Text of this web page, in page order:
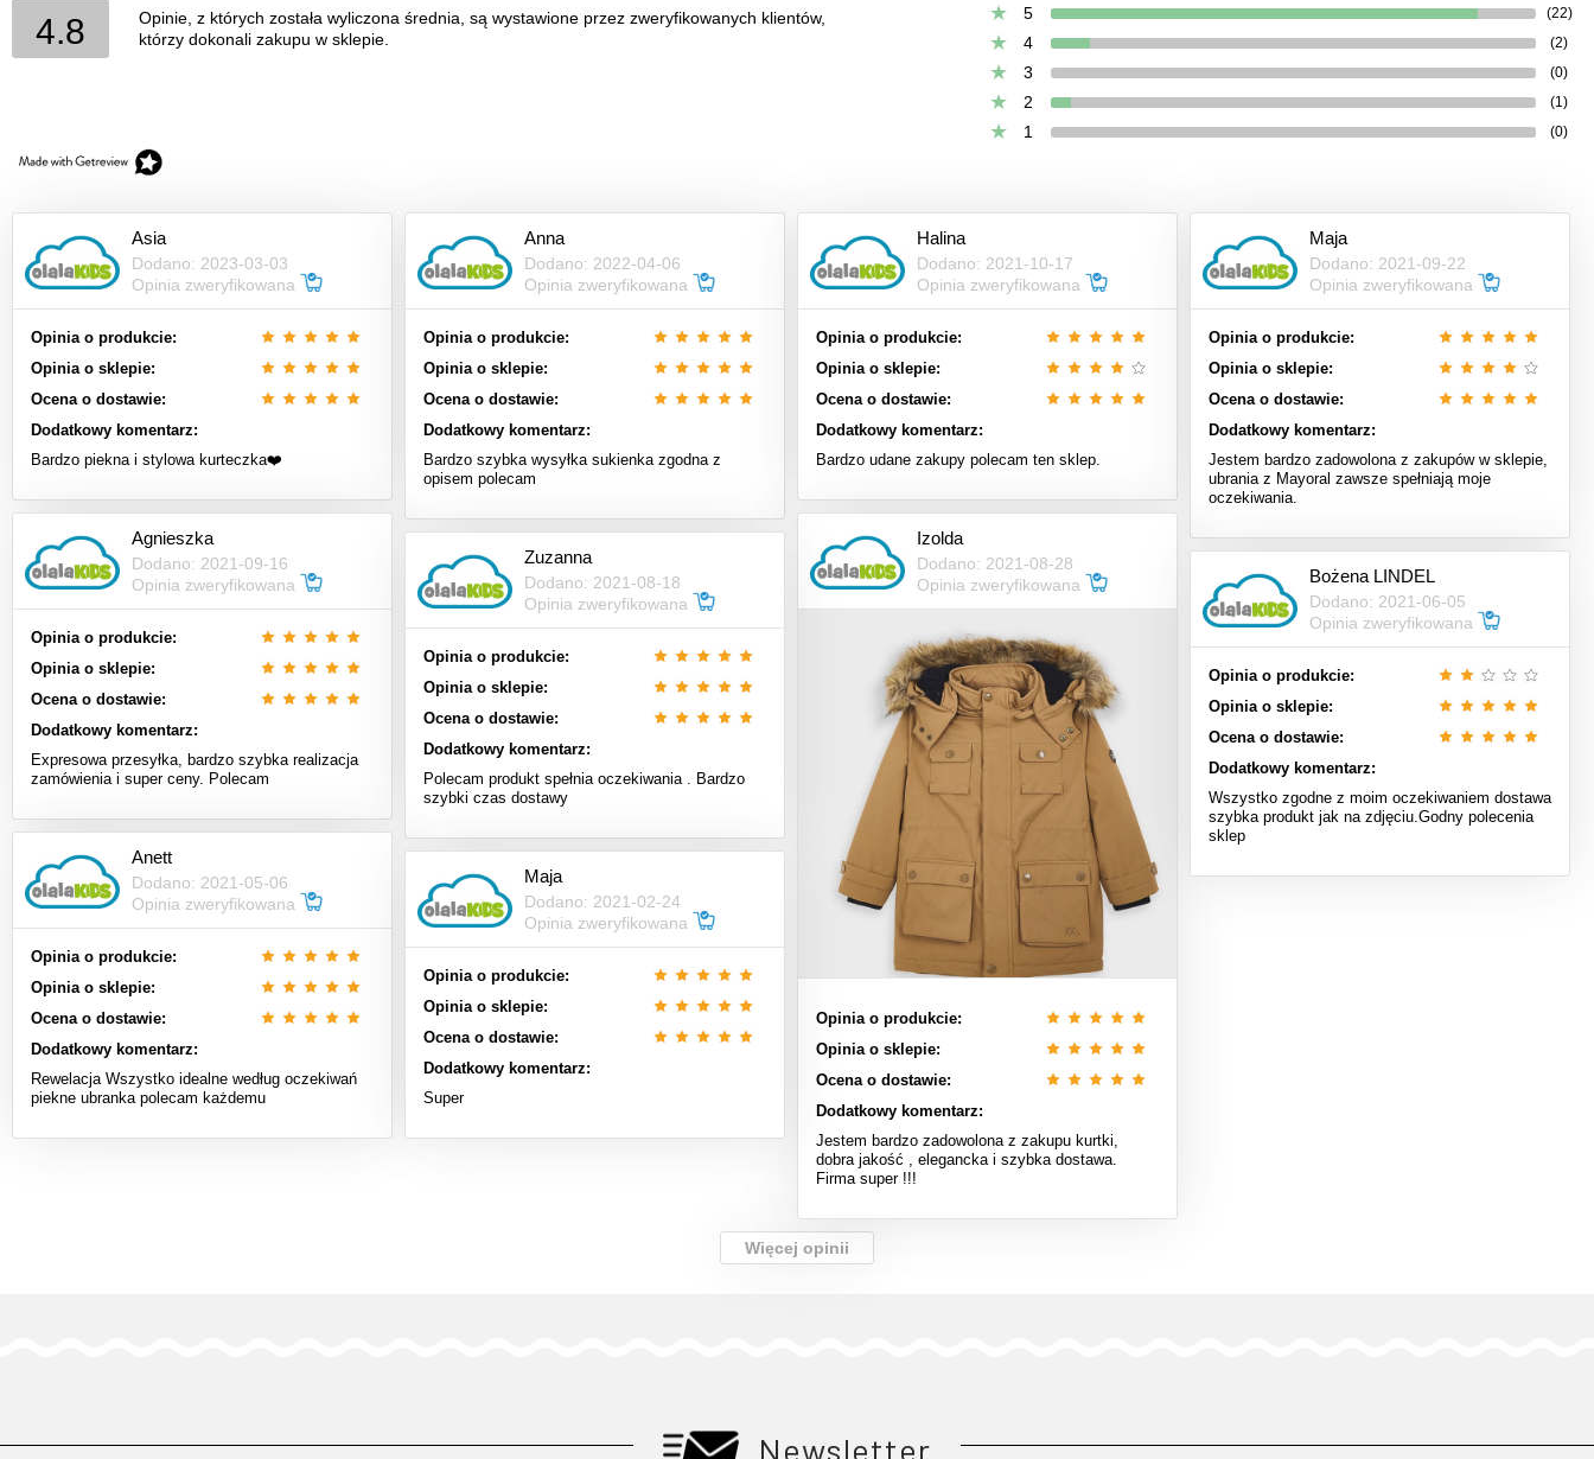
4.8
Opinie, z których została wyliczona średnia, są wystawione przez zweryfikowanych klientów,
którzy dokonali zakupu w sklepie.
5 (22)
4 (2)
3 (0)
2 (1)
1 (0)
Asia
Dodano: 2023-03-03
Opinia zweryfikowana
Opinia o produkcie:
Opinia o sklepie:
Ocena o dostawie:
Dodatkowy komentarz:
Bardzo piekna i stylowa kurteczka❤️
Anna
Dodano: 2022-04-06
Opinia zweryfikowana
Opinia o produkcie:
Opinia o sklepie:
Ocena o dostawie:
Dodatkowy komentarz:
Bardzo szybka wysyłka sukienka zgodna z
opisem polecam
Halina
Dodano: 2021-10-17
Opinia zweryfikowana
Opinia o produkcie:
Opinia o sklepie:
Ocena o dostawie:
Dodatkowy komentarz:
Bardzo udane zakupy polecam ten sklep.
Maja
Dodano: 2021-09-22
Opinia zweryfikowana
Opinia o produkcie:
Opinia o sklepie:
Ocena o dostawie:
Dodatkowy komentarz:
Jestem bardzo zadowolona z zakupów w sklepie,
ubrania z Mayoral zawsze spełniają moje
oczekiwania.
Agnieszka
Dodano: 2021-09-16
Opinia zweryfikowana
Opinia o produkcie:
Opinia o sklepie:
Ocena o dostawie:
Dodatkowy komentarz:
Expresowa przesyłka, bardzo szybka realizacja
zamówienia i super ceny. Polecam
Izolda
Dodano: 2021-08-28
Opinia zweryfikowana
Opinia o produkcie:
Opinia o sklepie:
Ocena o dostawie:
Dodatkowy komentarz:
Jestem bardzo zadowolona z zakupu kurtki,
dobra jakość , elegancka i szybka dostawa.
Firma super !!!
Zuzanna
Dodano: 2021-08-18
Opinia zweryfikowana
Opinia o produkcie:
Opinia o sklepie:
Ocena o dostawie:
Dodatkowy komentarz:
Polecam produkt spełnia oczekiwania . Bardzo
szybki czas dostawy
Bożena LINDEL
Dodano: 2021-06-05
Opinia zweryfikowana
Opinia o produkcie:
Opinia o sklepie:
Ocena o dostawie:
Dodatkowy komentarz:
Wszystko zgodne z moim oczekiwaniem dostawa
szybka produkt jak na zdjęciu.Godny polecenia
sklep
Anett
Dodano: 2021-05-06
Opinia zweryfikowana
Opinia o produkcie:
Opinia o sklepie:
Ocena o dostawie:
Dodatkowy komentarz:
Rewelacja Wszystko idealne według oczekiwań
piekne ubranka polecam każdemu
Maja
Dodano: 2021-02-24
Opinia zweryfikowana
Opinia o produkcie:
Opinia o sklepie:
Ocena o dostawie:
Dodatkowy komentarz:
Super
Więcej opinii
Newsletter